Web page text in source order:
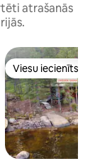
atrašanās
Viesu iecienīts
Viesu iecienīts